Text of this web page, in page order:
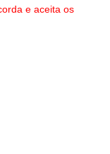
e aceita os